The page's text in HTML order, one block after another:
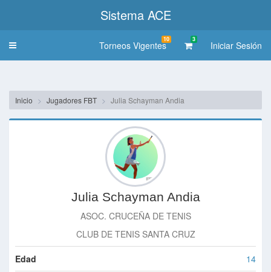
Sistema ACE
Toggle
Torneos Vigentes
10 3
Iniciar Sesión
Inicio Jugadores FBT Julia Schayman Andia
Julia Schayman Andia
ASOC. CRUCEÑA DE TENIS
CLUB DE TENIS SANTA CRUZ
Edad 14